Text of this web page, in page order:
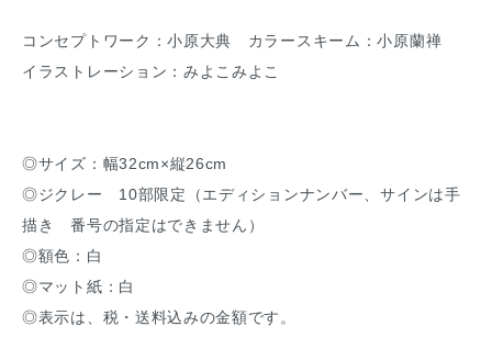
コンセプトワーク：小原大典 カラースキーム：小原蘭禅
イラストレーション：みよこみよこ
◎サイズ：幅32cm×縦26cm
◎ジクレー 10部限定（エディションナンバー、サインは手
描き 番号の指定はできません）
◎額色：白
◎マット紙：白
◎表示は、税・送料込みの金額です。